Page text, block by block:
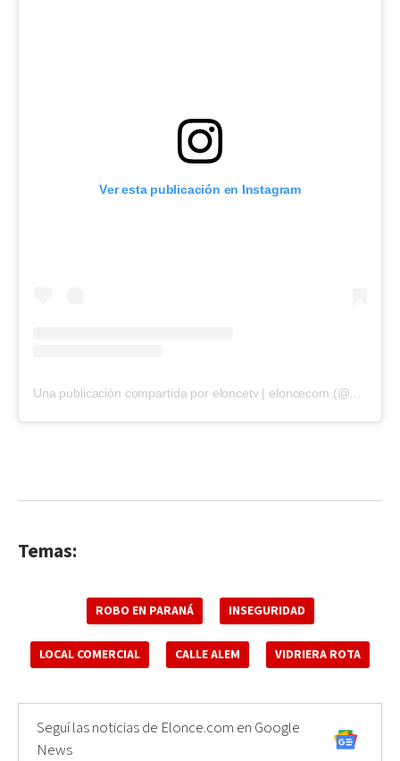
Ver esta publicación en Instagram
Temas:
ROBO EN PARANÁ INSEGURIDAD
LOCAL COMERCIAL CALLE ALEM VIDRIERA ROTA
Seguí las noticias de Elonce.com en Google
News